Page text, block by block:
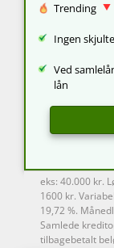
Trending
Ingen
Ved
lån
eks: 40.000 kr.
1600 kr.
19,72 %.
Samlede
tilbagebetalt